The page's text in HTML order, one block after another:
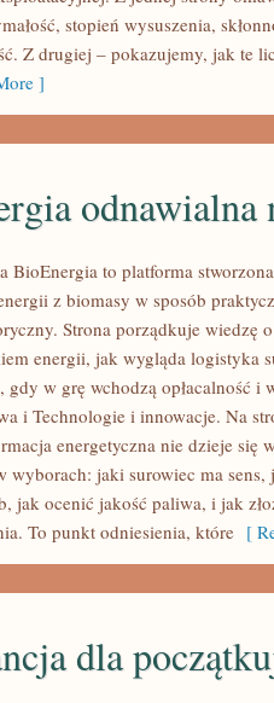
stopień wysuszenia,
Z drugiej – pokazujemy, jak te
]
odnawialna
BioEnergia to platforma
z biomasy w sposób
Strona porządkuje wiedzę
energii, jak wygląda logistyka
gdy w grę wchodzą opłacalność i
i Technologie i innowacje. Na
energetyczna nie dzieje się
wyborach: jaki surowiec ma sens,
jak ocenić jakość paliwa, i jak
To punkt odniesienia, które [
dla